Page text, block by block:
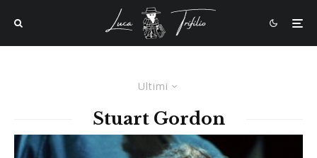
Ultimi
Stuart Gordon